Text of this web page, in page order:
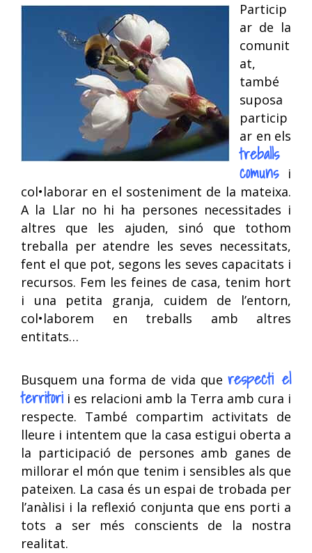
Particip
ar de la
comunit
at,
també
suposa
particip
ar en els
treballs
comunsi
col•laborar en el sosteniment de la mateixa.
A la Llar no hi ha persones necessitades i
altres que les ajuden, sinó que tothom
treballa per atendre les seves necessitats,
fent el que pot, segons les seves capacitats i
recursos. Fem les feines de casa, tenim hort
i una petita granja, cuidem de l’entorn,
col•laborem en treballs amb altres
entitats…
Busquem una forma de vida que respecti el
territori i es relacioni amb la Terra amb cura i
respecte. També compartim activitats de
lleure i intentem que la casa estigui oberta a
la participació de persones amb ganes de
millorar el món que tenim i sensibles als que
pateixen. La casa és un espai de trobada per
l’anàlisi i la reflexió conjunta que ens porti a
tots a ser més conscients de la nostra
realitat.